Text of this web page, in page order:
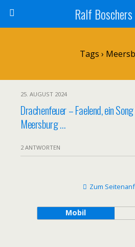
Ralf
Tags ›
25. AUGUST 2024
Drachenfeuer – Faelend, ein
Meersburg …
2 ANTWORTEN
Zum
Mobil